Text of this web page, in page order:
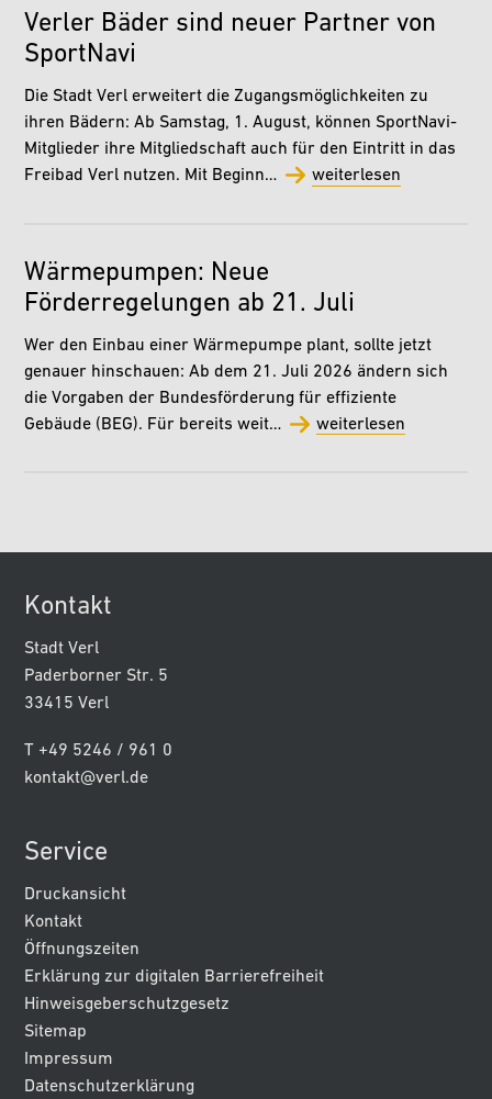
Verler Bäder sind neuer Partner von
SportNavi
Die Stadt Verl erweitert die Zugangsmöglichkeiten zu
ihren Bädern: Ab Samstag, 1. August, können SportNavi-
Mitglieder ihre Mitgliedschaft auch für den Eintritt in das
Freibad Verl nutzen. Mit Beginn…
weiterlesen
Wärmepumpen: Neue
Förderregelungen ab 21. Juli
Wer den Einbau einer Wärmepumpe plant, sollte jetzt
genauer hinschauen: Ab dem 21. Juli 2026 ändern sich
die Vorgaben der Bundesförderung für effiziente
Gebäude (BEG). Für bereits weit…
weiterlesen
Kontakt
Stadt Verl
Paderborner Str. 5
33415 Verl
T +49 5246 / 961 0
kontakt@verl.de
Service
Druckansicht
Kontakt
Öffnungszeiten
Erklärung zur digitalen Barrierefreiheit
Hinweisgeberschutzgesetz
Sitemap
Impressum
Datenschutzerklärung